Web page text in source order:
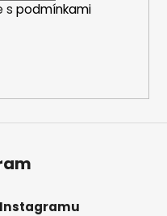
s podmínkami